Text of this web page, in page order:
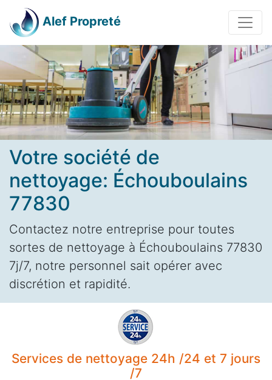
Alef Propreté
Votre société de
nettoyage: Échouboulains
77830
Contactez notre entreprise pour toutes
sortes de nettoyage à Échouboulains 77830
7j/7, notre personnel sait opérer avec
discrétion et rapidité.
Services de nettoyage 24h /24 et 7 jours
/7